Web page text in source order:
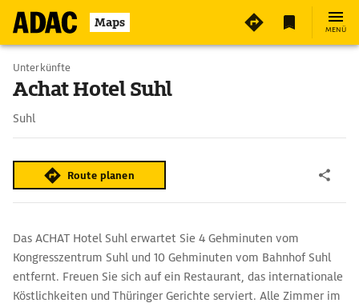
Maps MENÜ
Unterkünfte
Achat Hotel Suhl
Suhl
Route planen
Das ACHAT Hotel Suhl erwartet Sie 4 Gehminuten vom
Kongresszentrum Suhl und 10 Gehminuten vom Bahnhof Suhl
entfernt. Freuen Sie sich auf ein Restaurant, das internationale
Köstlichkeiten und Thüringer Gerichte serviert. Alle Zimmer im